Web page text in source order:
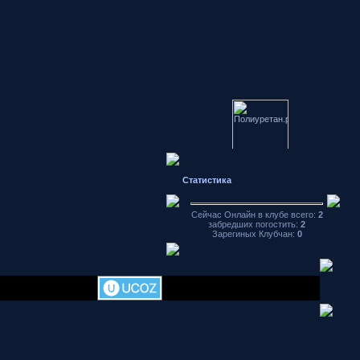
форум
частное фото
видео чат
аваторы
Статистика
Сейчас Онлайн в клубе всего: 2
забредших погостить: 2
Зарегиных Клубчан: 0